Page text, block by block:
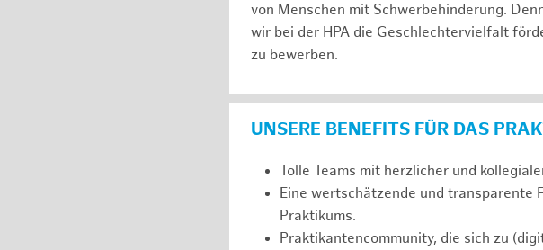
von Menschen mit Schwerbehinderung.
wir bei der HPA die Geschlechtervielfalt
zu bewerben.
UNSERE BENEFITS FÜR DAS
Tolle Teams mit herzlicher und
Eine wertschätzende und transparente
Praktikums.
Praktikantencommunity, die sich zu